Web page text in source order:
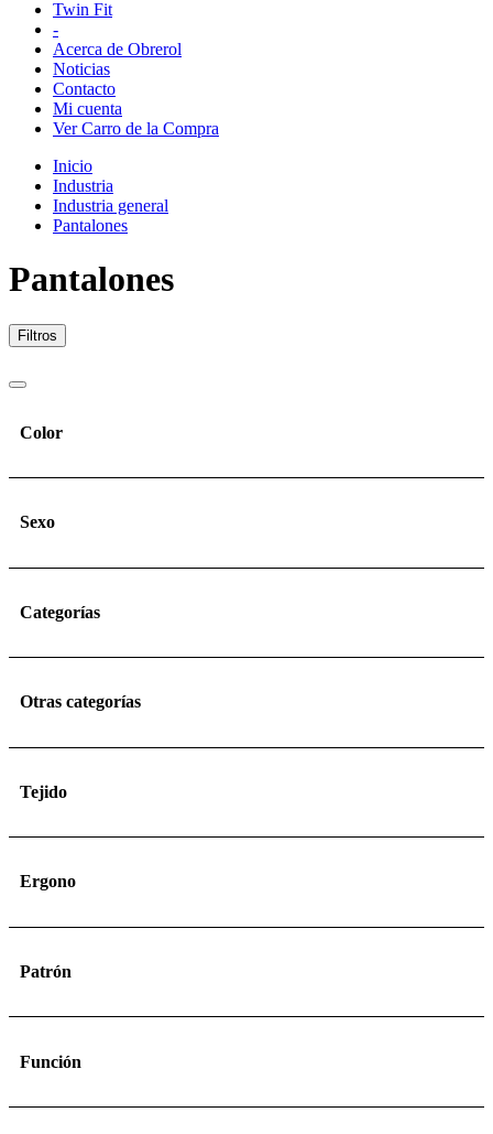
Twin Fit
-
Acerca de Obrerol
Noticias
Contacto
Mi cuenta
Ver Carro de la Compra
Inicio
Industria
Industria general
Pantalones
Pantalones
Filtros
Color
Sexo
Categorías
Otras categorías
Tejido
Ergono
Patrón
Función